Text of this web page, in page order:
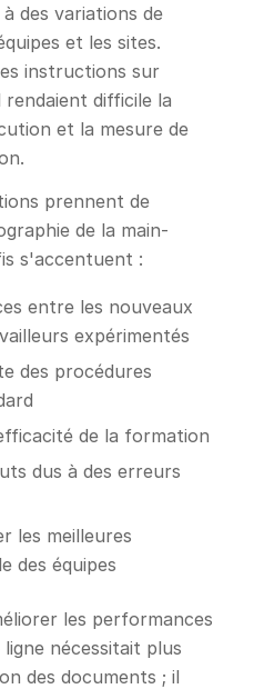
des variations de
et les sites.
instructions sur
difficile la
et la mesure de
prennent de
de la main-
s'accentuent :
entre les nouveaux
expérimentés
des procédures
de la formation
dus à des erreurs
les meilleures
des équipes
les performances
nécessitait plus
des documents ; il